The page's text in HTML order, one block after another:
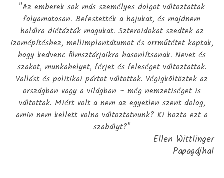
"Az emberek sok más személyes dolgot változtattak
folyamatosan. Befestették a hajukat, és majdnem
halálra diétázták magukat. Szteroidokat szedtek az
izomépítéshez, mellimplantátumot és orrműtétet kaptak,
hogy kedvenc filmsztárjaikra hasonlítsanak. Nevet és
szakot, munkahelyet, férjet és feleséget változtattak.
Vallást és politikai pártot váltottak. Végigköltöztek az
országban vagy a világban – még nemzetiséget is
váltottak. Miért volt a nem az egyetlen szent dolog,
amin nem kellett volna változtatnunk? Ki hozta ezt a
szabályt?"
Ellen Wittlinger
Papagájhal